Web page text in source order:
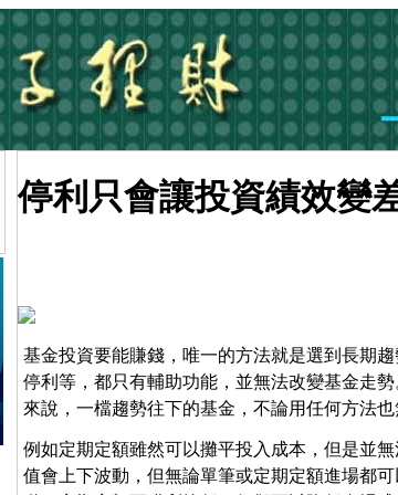
停利只會讓投資績效變
基金投資要能賺錢，唯一的方法就是選到長期
停利等，都只有輔助功能，並無法改變基金走
來說，一檔趨勢往下的基金，不論用任何方法也
例如定期定額雖然可以攤平投入成本，但是並
值會上下波動，但無論單筆或定期定額進場都